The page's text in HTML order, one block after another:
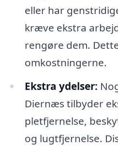
eller har
kræve ekstra
rengøre dem.
omkostningerne.
Ekstra ydelser:
Diernæs tilbyder
pletfjernelse,
og lugtfjernelse.